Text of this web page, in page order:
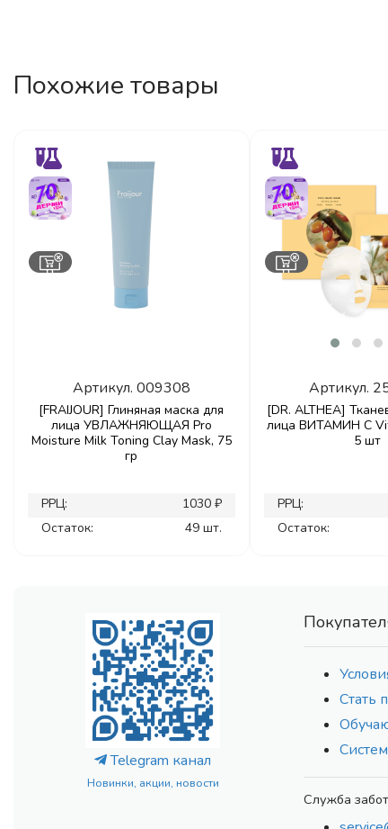
Похожие товары
Артикул. 009308
[FRAIJOUR] Глиняная маска для
лица УВЛАЖНЯЮЩАЯ Pro
Moisture Milk Toning Clay Mask, 75
гр
РРЦ:
1030 ₽
Остаток:
49 шт.
Артикул.
[DR. ALTHEA]
лица ВИТАМИН С
5 шт
РРЦ:
Остаток:
Telegram канал
Новинки, акции, новости
Стать
Служба